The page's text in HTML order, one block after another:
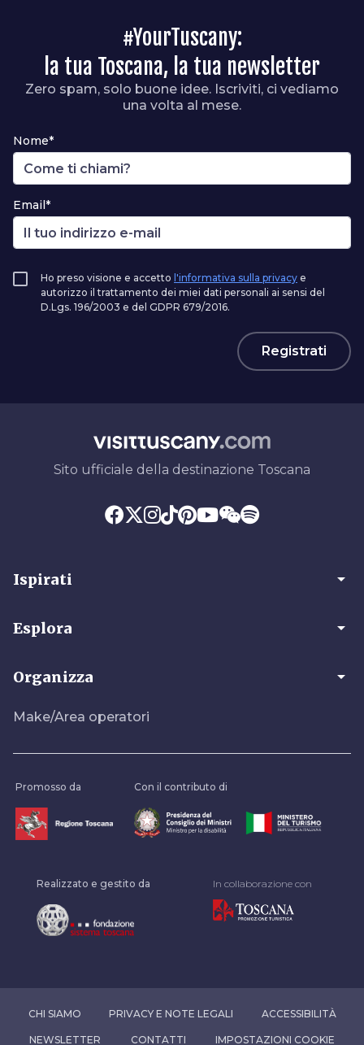
#YourTuscany:
la tua Toscana, la tua newsletter
Zero spam, solo buone idee. Iscriviti, ci vediamo
una volta al mese.
Nome*
Email*
Ho preso visione e accetto l'informativa sulla privacy e
autorizzo il trattamento dei miei dati personali ai sensi del
D.Lgs. 196/2003 e del GDPR 679/2016.
Registrati
Sito ufficiale della destinazione Toscana
Ispirati arrow_drop_down
Esplora arrow_drop_down
Organizza arrow_drop_down
Make/Area operatori
Promosso da Con il contributo di
Realizzato e gestito da In collaborazione con
CHI SIAMO PRIVACY E NOTE LEGALI ACCESSIBILITÀ
NEWSLETTER CONTATTI IMPOSTAZIONI COOKIE